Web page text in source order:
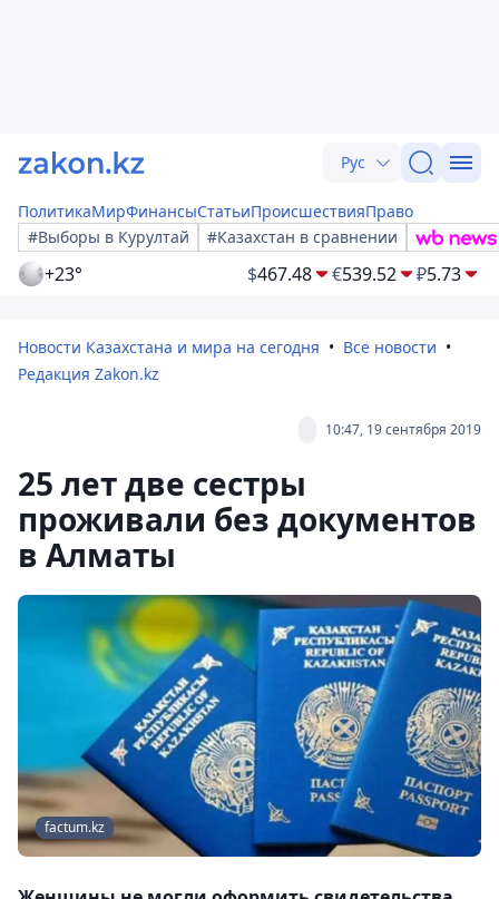
Рус
ПолитикаМирФинансыСтатьиПроисшествияПраво
#Выборы в Курултай
#Казахстан в сравнении
+23° $467.48 €539.52 ₽5.73
Новости Казахстана и мира на сегодня
Все новости
Редакция Zakon.kz
10:47, 19 сентября 2019
25 лет две сестры
проживали без документов
в Алматы
factum.kz